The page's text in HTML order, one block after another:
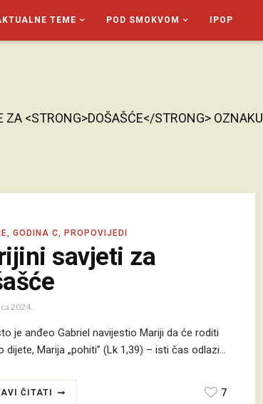
TEME POD SMOKVOM IPOP
ZA <STRONG>DOŠAŠĆE</STRONG> OZNAKU
, GODINA C, PROPOVIJEDI
savjeti za
2024.
je anđeo Gabriel navijestio Mariji da će roditi
dijete, Marija „pohiti” (Lk 1,39) – isti čas odlazi…
ČITATI 7